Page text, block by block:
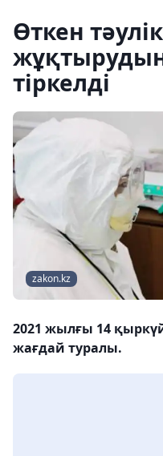
Өткен
тіркелді
zakon.kz
2021 жылғы 14
жағдай туралы.